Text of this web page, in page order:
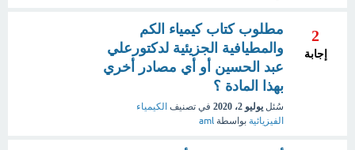
2
إجابة
مطلوب كتاب كيمياء الكم
والمطيافية الجزيئية لدكتورعلي
عبد الحسين أو أي مصادر أخري
بهذا المادة ؟
سُئل يوليو 2، 2020 في تصنيف الكيمياء
الفيزيائية بواسطة aml